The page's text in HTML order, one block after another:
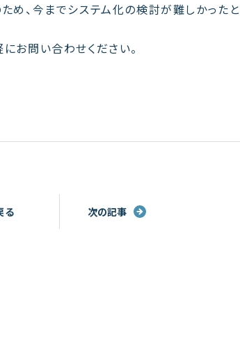
め、今までシステム化の検討が難しかった
お問い合わせください。
次の記事
る